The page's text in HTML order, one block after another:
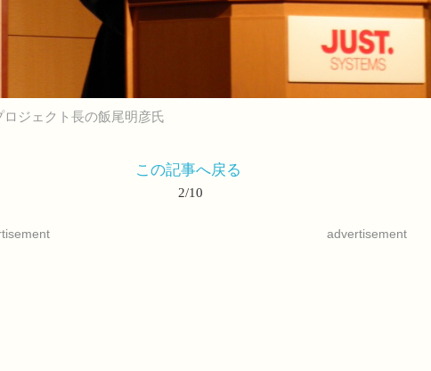
ジェクト長の飯尾明彦氏
この記事へ戻る
2/10
advertisement